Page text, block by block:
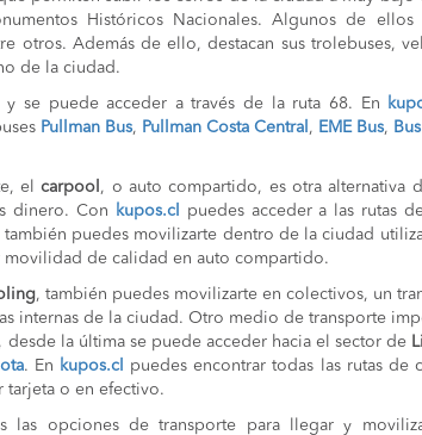
Históricos Nacionales. Algunos de ellos
otros. Además de ello, destacan sus trolebuses,
de la ciudad.
y se puede acceder a través de la ruta 68. En
Pullman Bus, Pullman Costa Central , EME Bus,
el carpool , o auto compartido, es otra alternativa
dinero. Con
kupos.cl
puedes acceder a las rutas
también puedes movilizarte dentro de la ciudad
de calidad en auto compartido.
, también puedes movilizarte en colectivos, un
internas de la ciudad. Otro medio de transporte
desde la última se puede acceder hacia el sector de
. En kupos.cl
puedes encontrar todas las rutas de
tarjeta o en efectivo.
las opciones de transporte para llegar y